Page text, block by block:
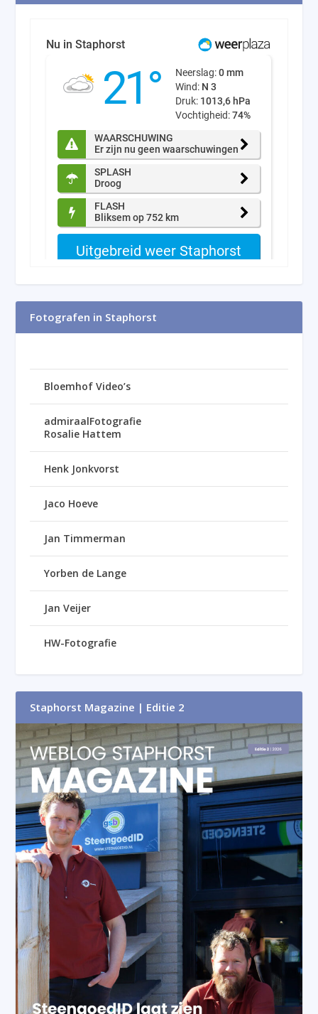
Fotografen in Staphorst
Bloemhof Video’s
admiraalFotografie
Rosalie Hattem
Henk Jonkvorst
Jaco Hoeve
Jan Timmerman
Yorben de Lange
Jan Veijer
HW-Fotografie
Staphorst Magazine | Editie 2